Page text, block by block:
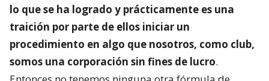
lo que se ha logrado y prácticamente es una
traición por parte de ellos iniciar un
procedimiento en algo que nosotros, como club,
somos una corporación sin fines de lucro.